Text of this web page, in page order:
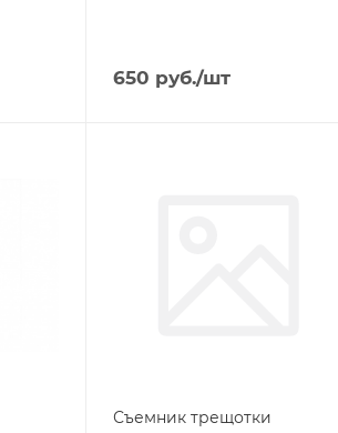
650 руб./шт
Съемник трещотки